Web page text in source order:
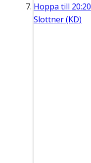
Hoppa till 20:20
Slottner (KD)